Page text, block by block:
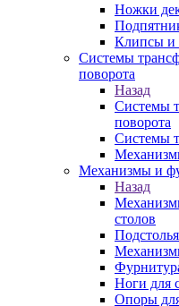
Ножки
Клипсы и
Системы
поворота
Назад
Системы
поворота
Системы
Механизмы и
Назад
столов
Подстолья
Ноги для
Опоры